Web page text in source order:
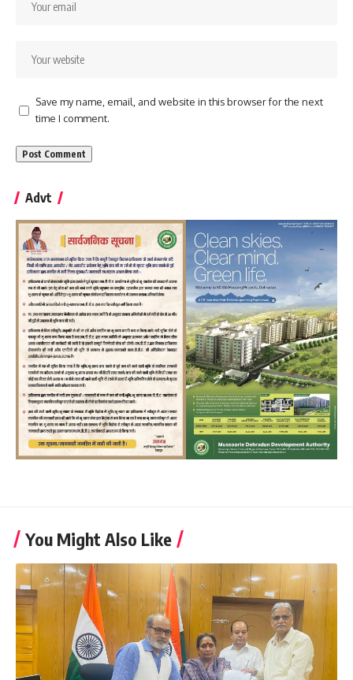
Save my name, email, and website in this browser for the next
time I comment.
Advt
You Might Also Like